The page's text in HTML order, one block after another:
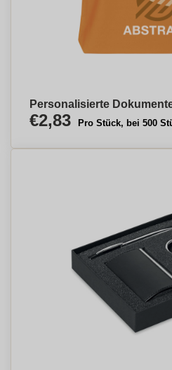
Personalisierte
€2,83 Pro Stück, bei 500